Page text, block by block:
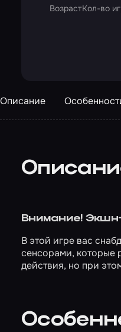
ВозрастКол-во
Описание
Внимание!
В этой игре вас
сенсорами, которые
действия, но при